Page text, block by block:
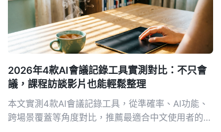
2026年4款AI會議記錄工具實測對比：不只會
議，課程訪談影片也能輕鬆整理
本文實測4款AI會議記錄工具，從準確率、AI功能、
跨場景覆蓋等角度對比，推薦最適合中文使用者的